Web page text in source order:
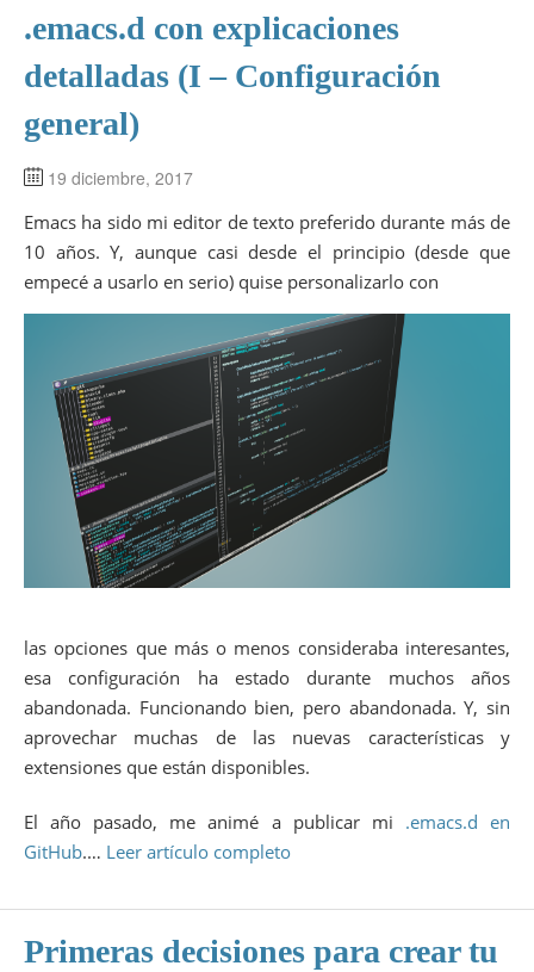
.emacs.d con explicaciones
detalladas (I – Configuración
general)
19 diciembre, 2017
Emacs ha sido mi editor de texto preferido durante más de
10 años. Y, aunque casi desde el principio (desde que
empecé a usarlo en serio) quise personalizarlo con
las opciones que más o menos consideraba interesantes,
esa configuración ha estado durante muchos años
abandonada. Funcionando bien, pero abandonada. Y, sin
aprovechar muchas de las nuevas características y
extensiones que están disponibles.
El año pasado, me animé a publicar mi .emacs.d en
GitHub.… Leer artículo completo
Primeras decisiones para crear tu